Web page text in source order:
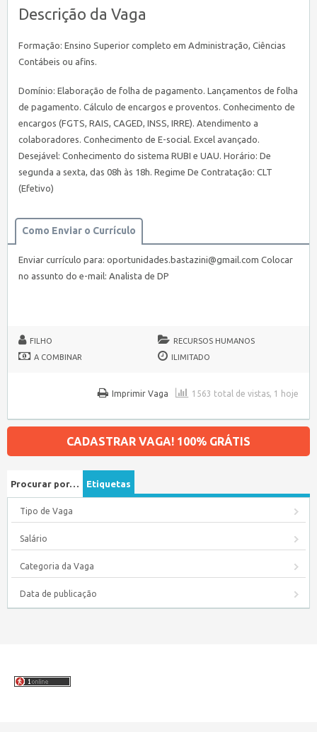
Descrição da Vaga
Formação: Ensino Superior completo em Administração, Ciências
Contábeis ou afins.
Domínio: Elaboração de folha de pagamento. Lançamentos de folha
de pagamento. Cálculo de encargos e proventos. Conhecimento de
encargos (FGTS, RAIS, CAGED, INSS, IRRE). Atendimento a
colaboradores. Conhecimento de E-social. Excel avançado.
Desejável: Conhecimento do sistema RUBI e UAU. Horário: De
segunda a sexta, das 08h às 18h. Regime De Contratação: CLT
(Efetivo)
Como Enviar o Currículo
Enviar currículo para: oportunidades.bastazini@gmail.com Colocar
no assunto do e-mail: Analista de DP
FILHO
RECURSOS HUMANOS
A COMBINAR
ILIMITADO
1563 total de vistas, 1 hoje
Imprimir Vaga
CADASTRAR VAGA! 100% GRÁTIS
Procurar por… Etiquetas
Tipo de Vaga
Salário
Categoria da Vaga
Data de publicação